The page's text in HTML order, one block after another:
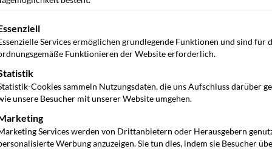
eine Liste der Service-Gruppen, für die eine Einwilligung
Services ermöglichen grundlegende Funktionen und sind für
Funktionieren der Website erforderlich.
Cookies sammeln Nutzungsdaten, die uns Aufschluss darüber
unsere Besucher mit unserer Website umgehen.
Services werden von Drittanbietern oder Herausgebern
Werbung anzuzeigen. Sie tun dies, indem sie Besucher